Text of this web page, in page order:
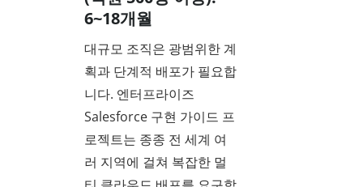
6~18개월
대규모 조직은 광범위한 계
획과 단계적 배포가 필요합
니다. 엔터프라이즈
Salesforce 구현 가이드 프
로젝트는 종종 전 세계 여
러 지역에 걸쳐 복잡한 멀